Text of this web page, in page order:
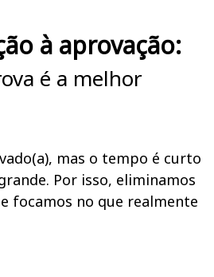
à aprovação:
é a melhor
mas o tempo é curto
Por isso, eliminamos
focamos no que realmente